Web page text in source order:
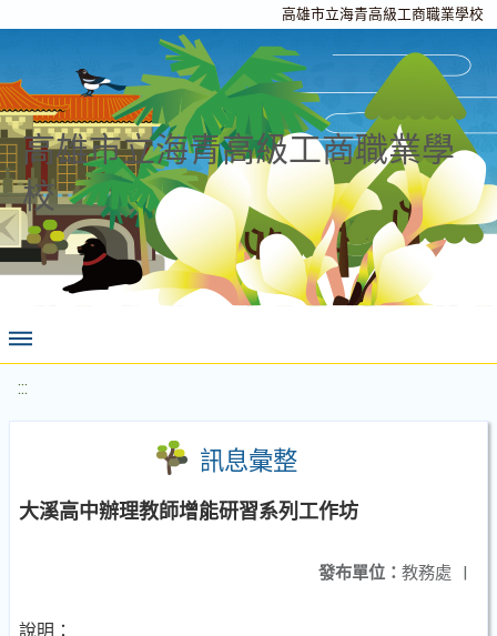
高雄市立海青高級工商職業學校
高雄市立海青高級工商職業學
校
:::
訊息彙整
大溪高中辦理教師增能研習系列工作坊
發布單位： 教務處 |
說明：